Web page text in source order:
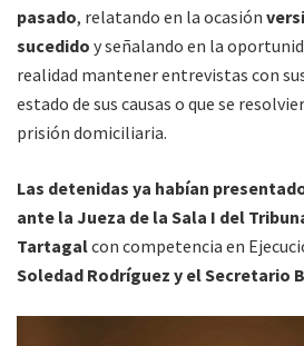
pasado, relatando en la ocasión
sucedido y señalando en la
realidad mantener entrevistas con
estado de sus causas o que se
prisión domiciliaria.
Las detenidas ya habían
ante la Jueza de la Sala I del
Tartagalcon competencia en
Soledad Rodríguez y el Secretario